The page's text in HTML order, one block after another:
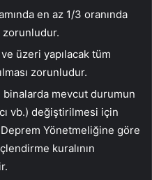
en az 1/3 oranında
zorunludur.
üzeri yapılacak tüm
zorunludur.
binalarda mevcut durumun
vb.) değiştirilmesi için
Yönetmeliğine göre
kuralının